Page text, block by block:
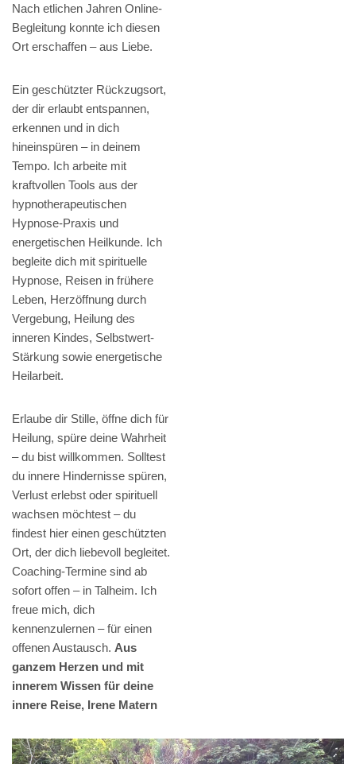
Nach etlichen Jahren Online-
Begleitung konnte ich diesen
Ort erschaffen – aus Liebe.
Ein geschützter Rückzugsort,
der dir erlaubt entspannen,
erkennen und in dich
hineinspüren – in deinem
Tempo. Ich arbeite mit
kraftvollen Tools aus der
hypnotherapeutischen
Hypnose-Praxis und
energetischen Heilkunde. Ich
begleite dich mit spirituelle
Hypnose, Reisen in frühere
Leben, Herzöffnung durch
Vergebung, Heilung des
inneren Kindes, Selbstwert-
Stärkung sowie energetische
Heilarbeit.
Erlaube dir Stille, öffne dich für
Heilung, spüre deine Wahrheit
– du bist willkommen. Solltest
du innere Hindernisse spüren,
Verlust erlebst oder spirituell
wachsen möchtest – du
findest hier einen geschützten
Ort, der dich liebevoll begleitet.
Coaching-Termine sind ab
sofort offen – in Talheim. Ich
freue mich, dich
kennenzulernen – für einen
offenen Austausch. Aus
ganzem Herzen und mit
innerem Wissen für deine
innere Reise, Irene Matern